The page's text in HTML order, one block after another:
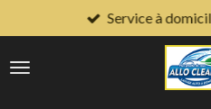
au
contenu
Service à